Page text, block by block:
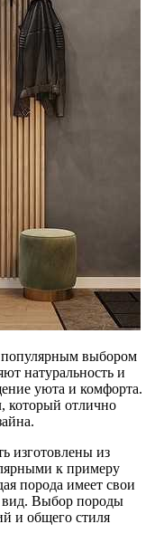
популярным выбором
натуральность и
уюта и комфорта.
который отлично
изготовлены из
к примеру
порода имеет свои
Выбор породы
и общего стиля